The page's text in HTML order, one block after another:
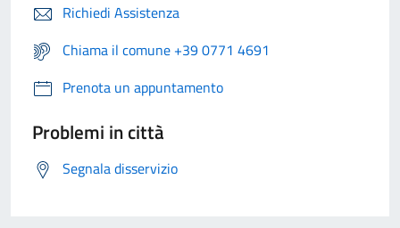
Richiedi Assistenza
Chiama il comune +39 0771 4691
Prenota un appuntamento
Problemi in città
Segnala disservizio